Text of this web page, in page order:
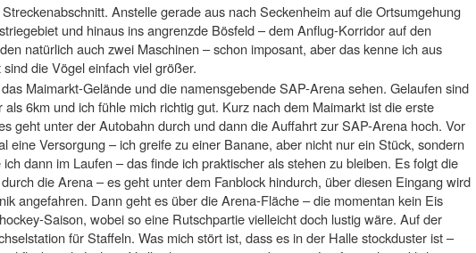
Anstelle gerade aus nach Seckenheim auf die Ortsumgehung
und hinaus ins angrenzde Bösfeld – dem Anflug-Korridor auf den
natürlich auch zwei Maschinen – schon imposant, aber das kenne ich aus
die Vögel einfach viel größer.
Maimarkt-Gelände und die namensgebende SAP-Arena sehen. Gelaufen sind
6km und ich fühle mich richtig gut. Kurz nach dem Maimarkt ist die erste
geht unter der Autobahn durch und dann die Auffahrt zur SAP-Arena hoch. Vor
eine Versorgung – ich greife zu einer Banane, aber nicht nur ein Stück, sondern
dann im Laufen – das finde ich praktischer als stehen zu bleiben. Es folgt die
die Arena – es geht unter dem Fanblock hindurch, über diesen Eingang wird
angefahren. Dann geht es über die Arena-Fläche – die momentan kein Eis
Saison, wobei so eine Rutschpartie vielleicht doch lustig wäre. Auf der
für Staffeln. Was mich stört ist, dass es in der Halle stockduster ist –